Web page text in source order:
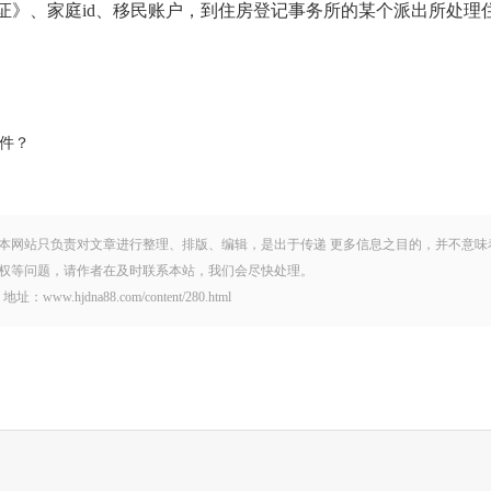
》、家庭id、移民账户，到住房登记事务所的某个派出所处理
？
网站只负责对文章进行整理、排版、编辑，是出于传递 更多信息之目的，并不意
问题，请作者在及时联系本站，我们会尽快处理。
：www.hjdna88.com/content/280.html